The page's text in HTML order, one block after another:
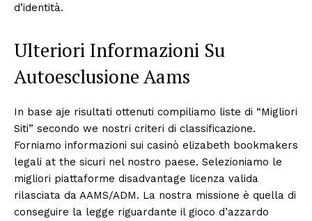
d’identità.
Ulteriori Informazioni Su
Autoesclusione Aams
In base aje risultati ottenuti compiliamo liste di “Migliori
Siti” secondo we nostri criteri di classificazione.
Forniamo informazioni sui casinò elizabeth bookmakers
legali at the sicuri nel nostro paese. Selezioniamo le
migliori piattaforme disadvantage licenza valida
rilasciata da AAMS/ADM. La nostra missione è quella di
conseguire la legge riguardante il gioco d’azzardo